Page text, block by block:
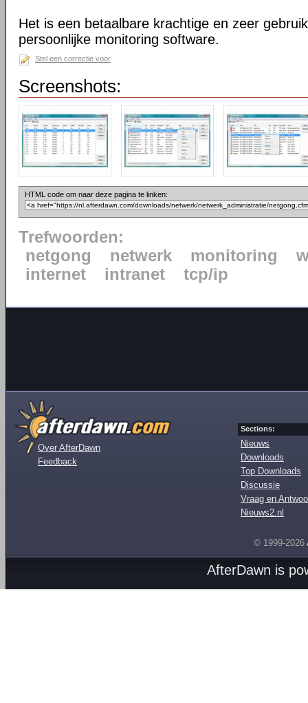
Het is een betaalbare krachtige en zeer
persoonlijke monitoring software.
Stel een correctie voor
Screenshots:
HTML code om naar deze pagina te linken:
Trefwoorden:
netgong
netwerk monitoring
internet
intranet tcp/ip
Over AfterDawn
Feedback
Sections:
Nieuws
Downloads
Top Downloads
Discussie
Vraag en
Nieuws2.nl
© 1999-2026
AfterDawn is